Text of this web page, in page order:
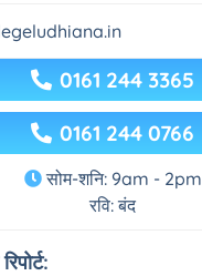
0161 244 3365
0161 244 0766
सोम-शनि: 9am - 2pm
रवि: बंद